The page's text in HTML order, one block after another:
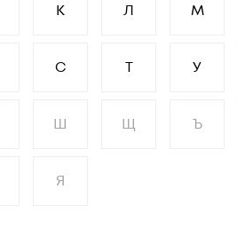
К Л М
С Т У
Ш Щ Ъ
Я